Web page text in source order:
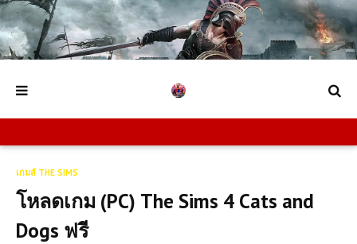
เกมส์ THE SIMS
โหลดเกม (PC) The Sims 4 Cats and
Dogs ฟรี